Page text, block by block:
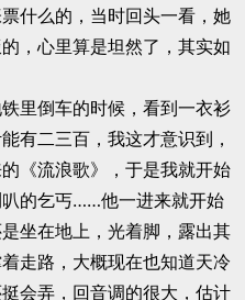
什么的，当时回头一看，她
，心里算是坦然了，其实如
里倒车的时候，看到一衣衫
有二三百，我这才意识到，
《流浪歌》，于是我就开始
叭的乞丐……他一进来就开始
坐在地上，光着脚，露出其
走路，大概现在也知道天冷
会弄，回音调的很大，估计